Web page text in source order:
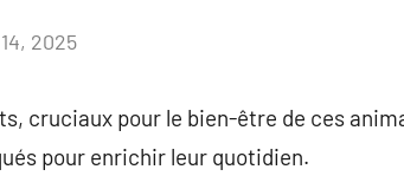
2025
cruciaux pour le bien-être de ces
pour enrichir leur quotidien.